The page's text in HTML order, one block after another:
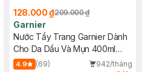
128.000 ₫209.000 ₫
Garnier
Nước Tẩy Trang Garnier Dành
Cho Da Dầu Và Mụn 400ml
(Mới)
4.9 (69)
942/tháng